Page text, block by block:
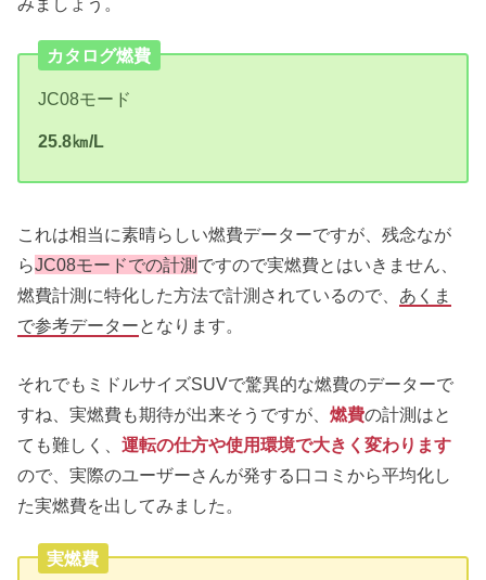
カタログ燃費
JC08モード
25.8㎞/L
これは相当に素晴らしい燃費データーですが、残念なが
らJC08モードでの計測 ですので実燃費とはいきません、
燃費計測に特化した方法で計測されているので、 あくま
で参考データーとなります。
それでもミドルサイズSUVで驚異的な燃費のデーターで
すね、実燃費も期待が出来そうですが、燃費の計測はと
ても難しく、運転の仕方や使用環境で大きく変わります
ので、実際のユーザーさんが発する口コミから平均化し
た実燃費を出してみました。
実燃費